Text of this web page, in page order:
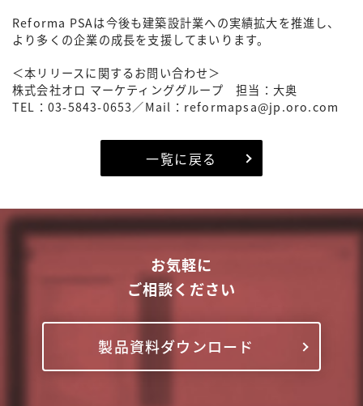
Reforma PSAは今後も建築設計業への実績拡大を推進し、
より多くの企業の成長を支援してまいります。
＜本リリースに関するお問い合わせ＞
株式会社オロ マーケティンググループ 担当：大奥
TEL：03-5843-0653／Mail：reformapsa@jp.oro.com
一覧に戻る
お気軽に
ご相談ください
製品資料ダウンロード